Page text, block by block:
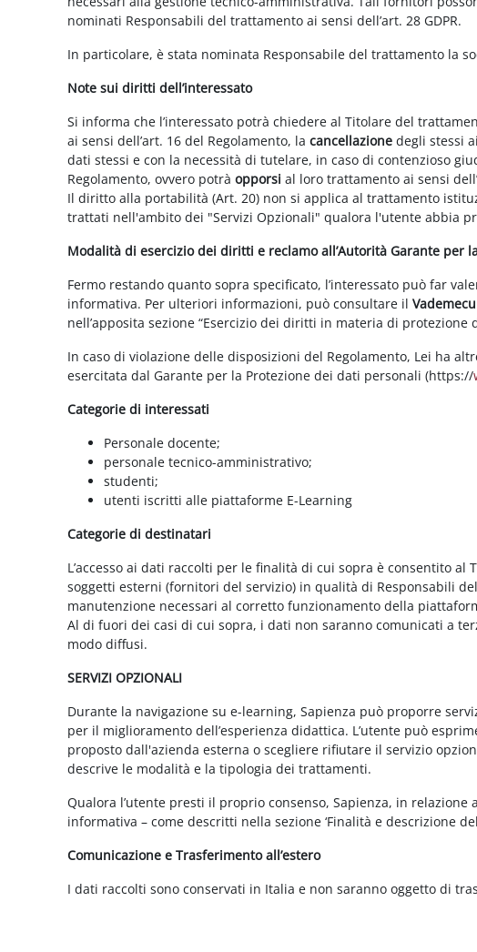
nominati Responsabili del trattamento ai sensi dell’art. 28 GDPR.
In particolare, è stata nominata Responsabile del trattamento la
Note sui diritti dell’interessato
Si informa che l’interessato potrà chiedere al Titolare del
ai sensi dell’art. 16 del Regolamento, lacancellazione degli stessi
dati stessi e con la necessità di tutelare, in caso di contenzioso
Regolamento, ovvero potràopporsi al loro trattamento ai sensi
Il diritto alla portabilità (Art. 20) non si applica al trattamento
trattati nell'ambito dei "Servizi Opzionali" qualora l'utente abbia
Modalità di esercizio dei diritti e reclamo all’Autorità Garante per
Fermo restando quanto sopra specificato, l’interessato può far
informativa. Per ulteriori informazioni, può consultare il
nell’apposita sezione “Esercizio dei diritti in materia di protezione
In caso di violazione delle disposizioni del Regolamento, Lei ha
esercitata dal Garante per la Protezione dei dati personali (https://
Categorie di interessati
Personale docente;
personale tecnico-amministrativo;
studenti;
utenti iscritti alle piattaforme E-Learning
Categorie di destinatari
L’accesso ai dati raccolti per le finalità di cui sopra è consentito
soggetti esterni (fornitori del servizio) in qualità di Responsabili
manutenzione necessari al corretto funzionamento della
Al di fuori dei casi di cui sopra, i dati non saranno comunicati a
modo diffusi.
SERVIZI OPZIONALI
Durante la navigazione su e-learning, Sapienza può proporre
per il miglioramento dell’esperienza didattica. L’utente può
proposto dall'azienda esterna o scegliere rifiutare il servizio
descrive le modalità e la tipologia dei trattamenti.
Qualora l’utente presti il proprio consenso, Sapienza, in
informativa – come descritti nella sezione ‘Finalità e descrizione
Comunicazione e Trasferimento all’estero
I dati raccolti sono conservati in Italia e non saranno oggetto di